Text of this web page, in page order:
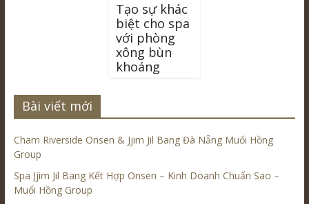
Tạo sự khác
biệt cho spa
với phòng
xông bùn
khoáng
Bài viết mới
Cham Riverside Onsen & Jjim Jil Bang Đà Nẵng Muối Hồng
Group
Spa Jjim Jil Bang Kết Hợp Onsen – Kinh Doanh Chuẩn Sao –
Muối Hồng Group